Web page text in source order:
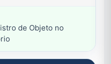
de Objeto no